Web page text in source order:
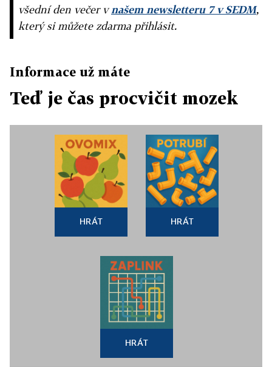
všední den večer vnašem newsletteru 7 v SEDM,
který si můžete zdarma přihlásit.
Informace už máte
Teď je čas procvičit mozek
HRÁT HRÁT
HRÁT